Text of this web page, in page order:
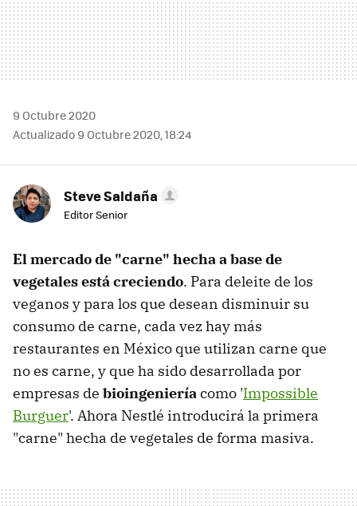
9 Octubre 2020
Actualizado 9 Octubre 2020, 18:24
Steve Saldaña
Editor Senior
El mercado de "carne" hecha a base de
vegetales está creciendo. Para deleite de los
veganos y para los que desean disminuir su
consumo de carne, cada vez hay más
restaurantes en México que utilizan carne que
no es carne, y que ha sido desarrollada por
empresas de bioingenieríacomo 'Impossible
Burguer'. Ahora Nestlé introducirá la primera
"carne" hecha de vegetales de forma masiva.